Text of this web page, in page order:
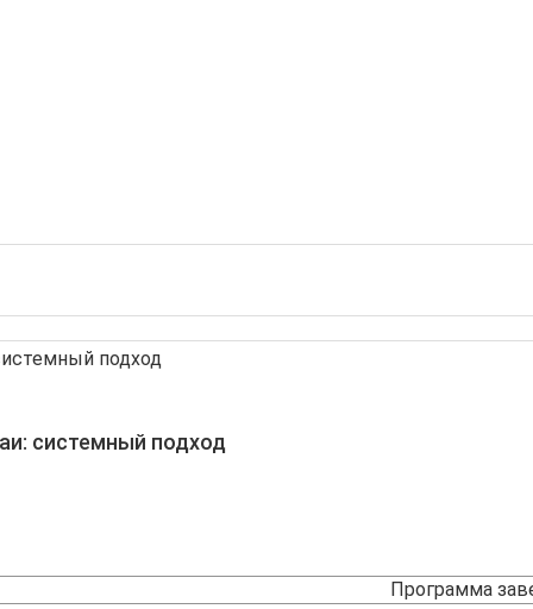
системный подход
Программа